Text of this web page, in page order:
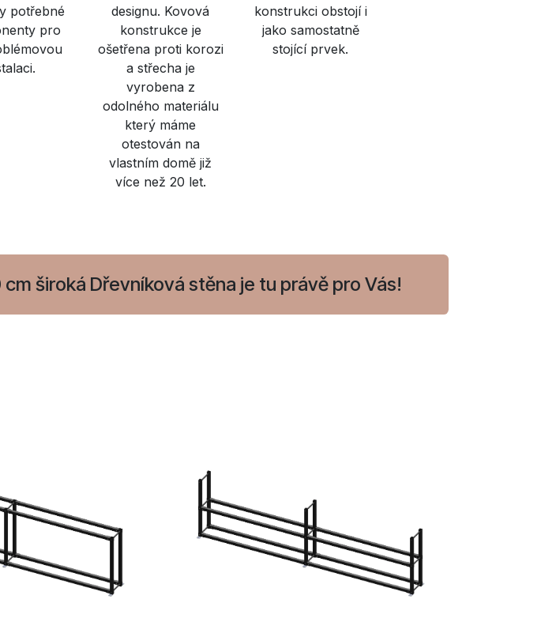
potřebné
pro
designu. Kovová
konstrukce je
ošetřena proti korozi
a střecha je
vyrobena z
odolného materiálu
který máme
otestován na
vlastním domě již
více než 20 let.
konstrukci obstojí i
jako samostatně
stojící prvek.
široká Dřevníková stěna je tu právě pro Vás!